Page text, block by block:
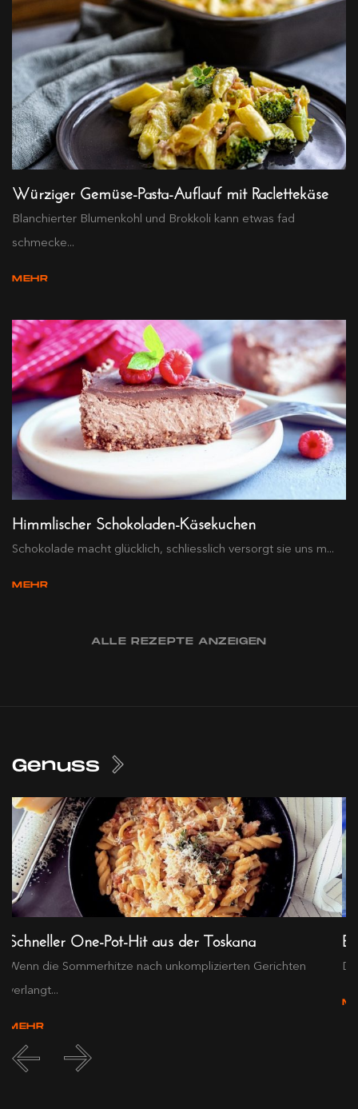
Würziger Gemüse-Pasta-Auflauf mit Raclettekäse
Blanchierter Blumenkohl und Brokkoli kann etwas fad
schmecke...
MEHR
Himmlischer Schokoladen-Käsekuchen
Schokolade macht glücklich, schliesslich versorgt sie uns m...
MEHR
ALLE REZEPTE ANZEIGEN
Genuss
Schneller One-Pot-Hit aus der Toskana
Wenn die Sommerhitze nach unkomplizierten Gerichten
verlangt...
MEHR